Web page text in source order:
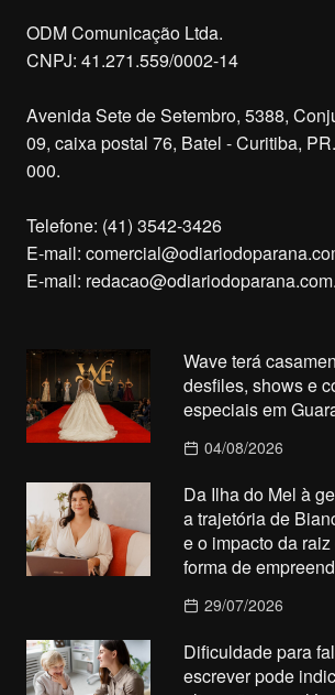
ODM Comunicação Ltda.
CNPJ: 41.271.559/0002-14
Avenida Sete de Setembro, 5388,
09, caixa postal 76, Batel - Curitiba,
000.
Telefone: (41) 3542-3426
E-mail:
E-mail:
Wave terá
desfiles, shows e
especiais em
04/08/2026
Da Ilha do Mel à
a trajetória de
e o impacto da
forma de
29/07/2026
Dificuldade para
escrever pode